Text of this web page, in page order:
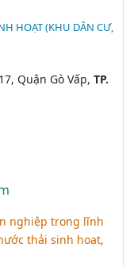
HOẠT (KHU DÂN CƯ,
Quận Gò Vấp,TP.
nghiệp trong lĩnh
thải sinh hoạt,